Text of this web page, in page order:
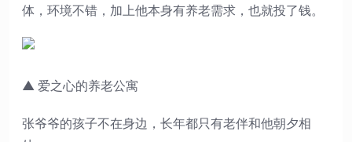
体，环境不错，加上他本身有养老需求，也就投了钱。
▲ 爱之心的养老公寓
张爷爷的孩子不在身边，长年都只有老伴和他朝夕相